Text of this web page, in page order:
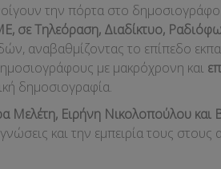
την πόρτα στο δημοσιογράφο
σε Τηλεόραση, Διαδίκτυο,
αναβαθμίζοντας το επίπεδο
με μακρόχρονη και
δημοσιογραφία.
Μελέτη, Ειρήνη Νικολοπούλου και
και την εμπειρία τους